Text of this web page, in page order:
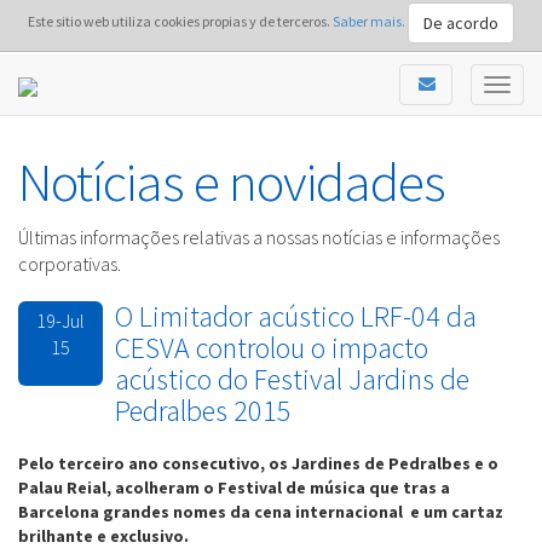
Este sitio web utiliza cookies propias y de terceros. Saber mais. De acordo
Notícias e novidades
Últimas informações relativas a nossas notícias e informações
corporativas.
19-Jul
15
O Limitador acústico LRF-04 da
CESVA controlou o impacto
acústico do Festival Jardins de
Pedralbes 2015
Pelo terceiro ano consecutivo, os Jardines de Pedralbes e o
Palau Reial, acolheram o Festival de música que tras a
Barcelona grandes nomes da cena internacional e um cartaz
brilhante e exclusivo.